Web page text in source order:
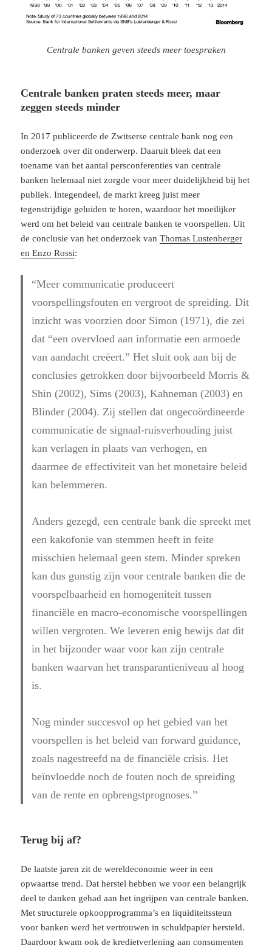
Centrale banken geven steeds meer toespraken
Centrale banken praten steeds meer, maar
zeggen steeds minder
In 2017 publiceerde de Zwitserse centrale bank nog een
onderzoek over dit onderwerp. Daaruit bleek dat een
toename van het aantal persconferenties van centrale
banken helemaal niet zorgde voor meer duidelijkheid bij het
publiek. Integendeel, de markt kreeg juist meer
tegenstrijdige geluiden te horen, waardoor het moeilijker
werd om het beleid van centrale banken te voorspellen. Uit
de conclusie van het onderzoek vanThomas Lustenberger
en Enzo Rossi:
“Meer communicatie produceert
voorspellingsfouten en vergroot de spreiding. Dit
inzicht was voorzien door Simon (1971), die zei
dat “een overvloed aan informatie een armoede
van aandacht creëert.” Het sluit ook aan bij de
conclusies getrokken door bijvoorbeeld Morris &
Shin (2002), Sims (2003), Kahneman (2003) en
Blinder (2004). Zij stellen dat ongecoördineerde
communicatie de signaal-ruisverhouding juist
kan verlagen in plaats van verhogen, en
daarmee de effectiviteit van het monetaire beleid
kan belemmeren.
Anders gezegd, een centrale bank die spreekt met
een kakofonie van stemmen heeft in feite
misschien helemaal geen stem. Minder spreken
kan dus gunstig zijn voor centrale banken die de
voorspelbaarheid en homogeniteit tussen
financiële en macro-economische voorspellingen
willen vergroten. We leveren enig bewijs dat dit
in het bijzonder waar voor kan zijn centrale
banken waarvan het transparantieniveau al hoog
is.
Nog minder succesvol op het gebied van het
voorspellen is het beleid van forward guidance,
zoals nagestreefd na de financiële crisis. Het
beïnvloedde noch de fouten noch de spreiding
van de renteen opbrengstprognoses.”
Terug bij af?
De laatste jaren zit de wereldeconomie weer in een
opwaartse trend. Dat herstel hebben we voor een belangrijk
deel te danken gehad aan het ingrijpen van centrale banken.
Met structurele opkoopprogramma’s en liquiditeitssteun
voor banken werd het vertrouwen in schuldpapier hersteld.
Daardoor kwam ook de kredietverlening aan consumenten